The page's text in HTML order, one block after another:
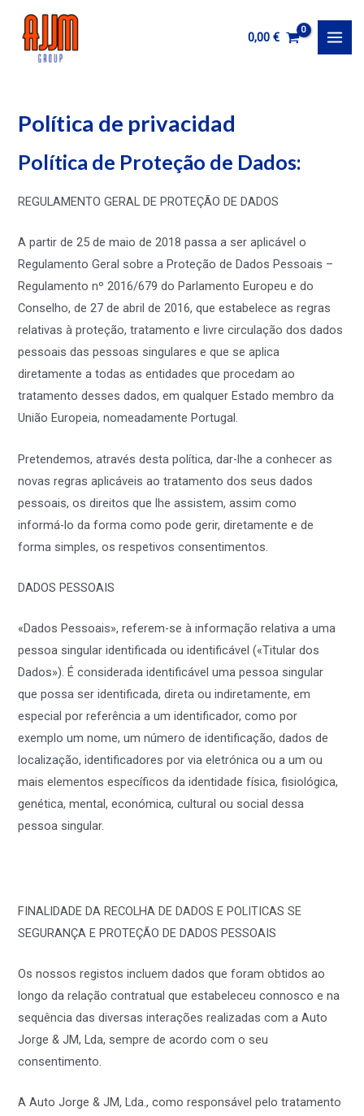
contenido
0,00 €
Política de privacidad
Política de Proteção de Dados:
REGULAMENTO GERAL DE PROTEÇÃO DE DADOS
A partir de 25 de maio de 2018 passa a ser aplicável o
Regulamento Geral sobre a Proteção de Dados Pessoais –
Regulamento nº 2016/679 do Parlamento Europeu e do
Conselho, de 27 de abril de 2016, que estabelece as regras
relativas à proteção, tratamento e livre circulação dos dados
pessoais das pessoas singulares e que se aplica
diretamente a todas as entidades que procedam ao
tratamento desses dados, em qualquer Estado membro da
União Europeia, nomeadamente Portugal.
Pretendemos, através desta política, dar-lhe a conhecer as
novas regras aplicáveis ao tratamento dos seus dados
pessoais, os direitos que lhe assistem, assim como
informá-lo da forma como pode gerir, diretamente e de
forma simples, os respetivos consentimentos.
DADOS PESSOAIS
«Dados Pessoais», referem-se à informação relativa a uma
pessoa singular identificada ou identificável («Titular dos
Dados»). É considerada identificável uma pessoa singular
que possa ser identificada, direta ou indiretamente, em
especial por referência a um identificador, como por
exemplo um nome, um número de identificação, dados de
localização, identificadores por via eletrónica ou a um ou
mais elementos específicos da identidade física, fisiológica,
genética, mental, económica, cultural ou social dessa
pessoa singular.
FINALIDADE DA RECOLHA DE DADOS E POLITICAS SE
SEGURANÇA E PROTEÇÃO DE DADOS PESSOAIS
Os nossos registos incluem dados que foram obtidos ao
longo da relação contratual que estabeleceu connosco e na
sequência das diversas interações realizadas com a Auto
Jorge & JM, Lda, sempre de acordo com o seu
consentimento.
A Auto Jorge & JM, Lda., como responsável pelo tratamento